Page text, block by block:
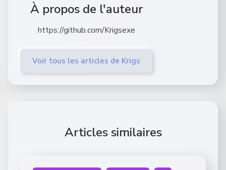
À propos de l'auteur
https://github.com/Krigsexe
Voir tous les articles de Krigs
Articles similaires